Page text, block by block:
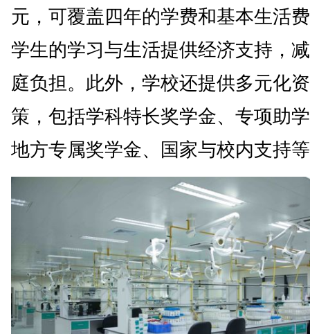
元，可覆盖四年的学费和基本生活
学生的学习与生活提供经济支持，
庭负担。此外，学校还提供多元化
策，包括学科特长奖学金、专项助
地方专属奖学金、国家与校内支持